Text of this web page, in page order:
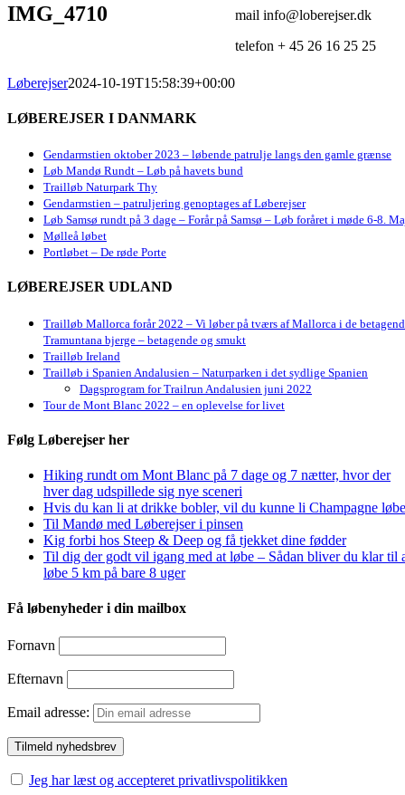
IMG_4710
Løberejser2024-10-19T15:58:39+00:00
LØBEREJSER I DANMARK
Gendarmstien oktober 2023 – løbende patrulje langs den gamle grænse
Løb Mandø Rundt – Løb på havets bund
Trailløb Naturpark Thy
Gendarmstien – patruljering genoptages af Løberejser
Løb Samsø rundt på 3 dage – Forår på Samsø – Løb foråret i møde 6-8.
Mølleå løbet
Portløbet – De røde Porte
LØBEREJSER UDLAND
Trailløb Mallorca forår 2022 – Vi løber på tværs af Mallorca i de
Tramuntana bjerge – betagende og smukt
Trailløb Ireland
Trailløb i Spanien Andalusien – Naturparken i det sydlige Spanien
Dagsprogram for Trailrun Andalusien juni 2022
Tour de Mont Blanc 2022 – en oplevelse for livet
Følg Løberejser her
Hiking rundt om Mont Blanc på 7 dage og 7 nætter, hvor der
hver dag udspillede sig nye sceneri
Hvis du kan li at drikke bobler, vil du kunne li Champagne
Til Mandø med Løberejser i pinsen
Kig forbi hos Steep & Deep og få tjekket dine fødder
Til dig der godt vil igang med at løbe – Sådan bliver du klar til
løbe 5 km på bare 8 uger
Få løbenyheder i din mailbox
Fornavn
Efternavn
Email adresse:
Jeg har læst og accepteret privatlivspolitikken
mail info@loberejser.dk
telefon + 45 26 16 25 25